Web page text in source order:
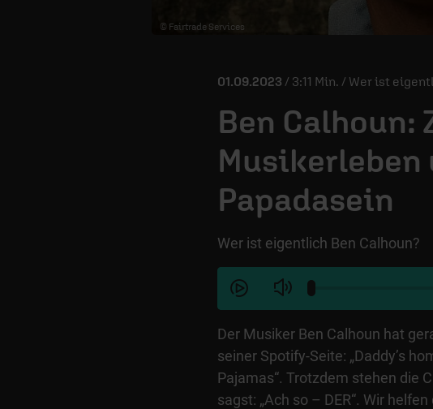
© Fairtrade Services
01.09.2023 / 3:11 Min. / Wer ist
Ben Calhoun:
Musikerleben
Papadasein
Wer ist eigentlich Ben Calhoun?
Der Musiker Ben Calhoun hat
seiner Spotify-Seite: „Daddy’s
Pajamas“. Trotzdem stehen die
sagst: „Ach so – DER“. Wir